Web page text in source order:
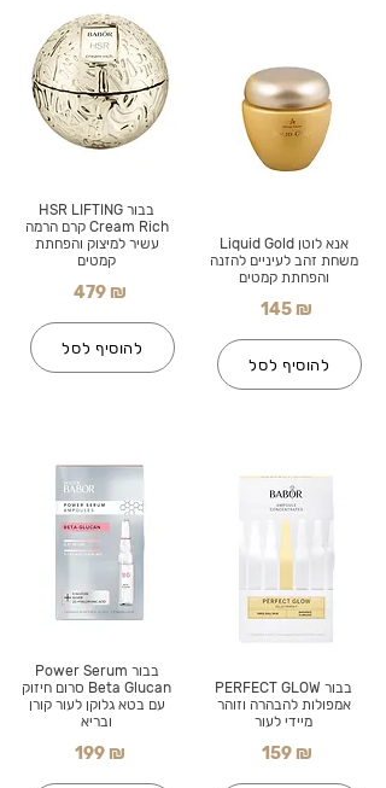
בבור HSR LIFTING
Cream Rich קרם הרמה
עשיר למיצוק והפחתת
קמטים
479 ₪
להוסיף לסל
בבור Power Serum
Beta Glucan סרום חיזוק
עם בטא גלוקן לעור קורן
ובריא
199 ₪
אנא לוטן Liquid Gold
משחת זהב לעיניים להזנה
והפחתת קמטים
145 ₪
להוסיף לסל
בבור PERFECT GLOW
אמפולות להבהרה וזוהר
מיידי לעור
159 ₪